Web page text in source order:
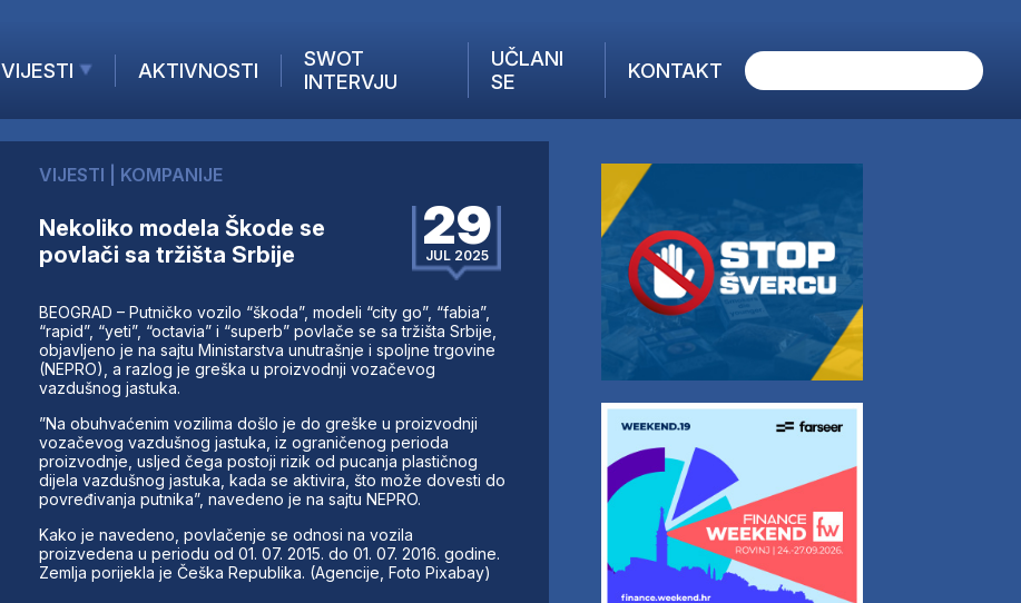
VIJESTI
AKTUELNO
KOMPANIJE
FINANSIJE
IZ STRANIH MEDIJA
AKTIVNOSTI
SWOT
INTERVJU
UČLANI
SE
KONTAKT
VIJESTI KOMPANIJE
Nekoliko modela Škode se
povlači sa tržišta Srbije
29
JUL 2025
BEOGRAD – Putničko vozilo “škoda”, modeli “city go”, “fabia”,
“rapid”, “yeti”, “octavia” i “superb” povlače se sa tržišta Srbije,
objavljeno je na sajtu Ministarstva unutrašnje i spoljne trgovine
(NEPRO), a razlog je greška u proizvodnji vozačevog
vazdušnog jastuka.
”Na obuhvaćenim vozilima došlo je do greške u proizvodnji
vozačevog vazdušnog jastuka, iz ograničenog perioda
proizvodnje, usljed čega postoji rizik od pucanja plastičnog
dijela vazdušnog jastuka, kada se aktivira, što može dovesti do
povređivanja putnika”, navedeno je na sajtu NEPRO.
Kako je navedeno, povlačenje se odnosi na vozila
proizvedena u periodu od 01. 07. 2015. do 01. 07. 2016. godine.
Zemlja porijekla je Češka Republika. (Agencije, Foto Pixabay)